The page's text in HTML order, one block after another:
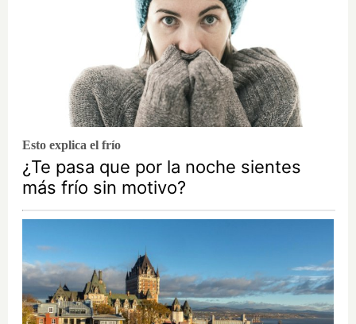
Esto explica el frío
¿Te pasa que por la noche sientes
más frío sin motivo?